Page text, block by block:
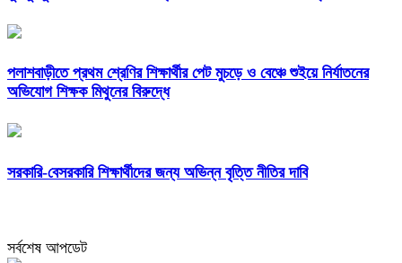
পলাশবাড়ীতে প্রথম শ্রেণির শিক্ষার্থীর পেট মুচড়ে ও বেঞ্চে শুইয়ে নির্যাতনের
অভিযোগ শিক্ষক মিথুনের বিরুদ্ধে
সরকারি-বেসরকারি শিক্ষার্থীদের জন্য অভিন্ন বৃত্তি নীতির দাবি
সর্বশেষ আপডেট